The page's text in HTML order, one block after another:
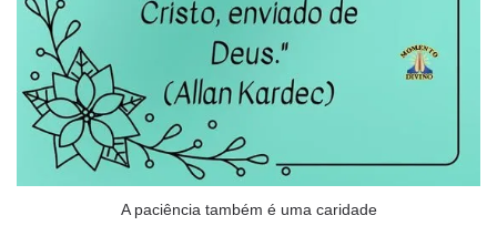
A paciência também é uma caridade